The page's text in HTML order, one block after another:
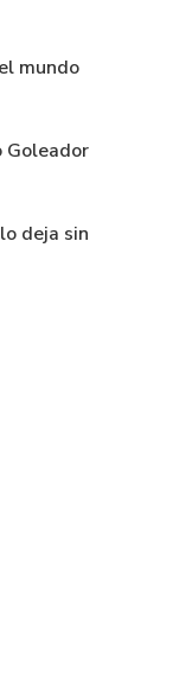
mundo
Goleador
deja sin